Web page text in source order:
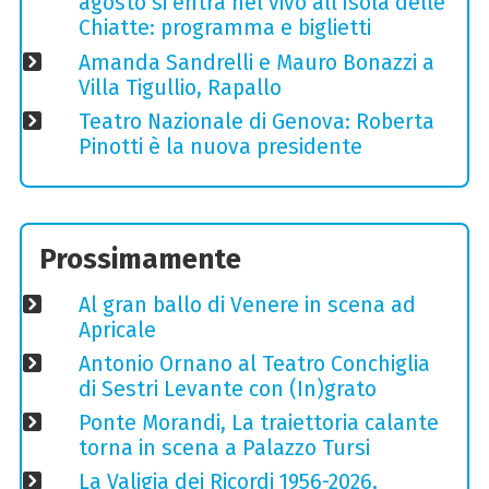
Chiatte: programma e biglietti
Amanda Sandrelli e Mauro Bonazzi a
Villa Tigullio, Rapallo
Teatro Nazionale di Genova: Roberta
Pinotti è la nuova presidente
Prossimamente
Al gran ballo di Venere in scena ad
Apricale
Antonio Ornano al Teatro Conchiglia
di Sestri Levante con (In)grato
Ponte Morandi, La traiettoria calante
torna in scena a Palazzo Tursi
La Valigia dei Ricordi 1956-2026,